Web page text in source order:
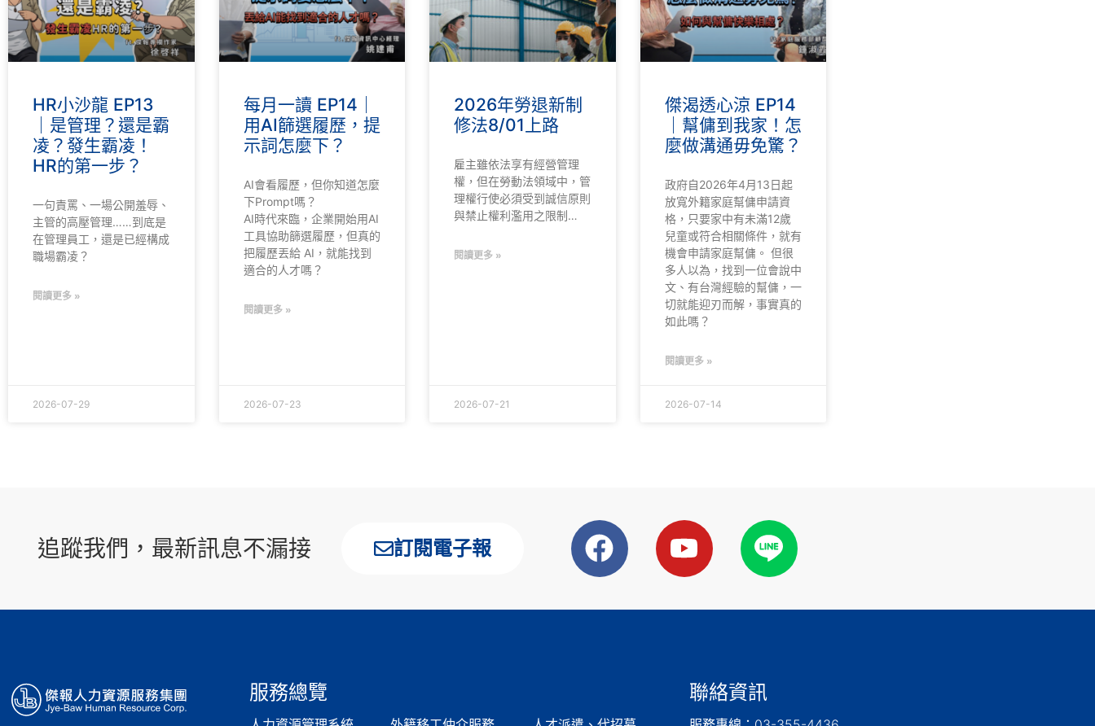
HR小沙龍 EP13
｜是管理？還是霸
凌？發生霸凌！
HR的第一步？
一句責罵、一場公開羞辱、
主管的高壓管理……到底是
在管理員工，還是已經構成
職場霸凌？
閱讀更多 »
2026-07-29
每月一讀 EP14｜
用AI篩選履歷，提
示詞怎麼下？
AI會看履歷，但你知道怎麼
下Prompt嗎？
AI時代來臨，企業開始用AI
工具協助篩選履歷，但真的
把履歷丟給 AI，就能找到
適合的人才嗎？
閱讀更多 »
2026-07-23
2026年勞退新制
修法8/01上路
雇主雖依法享有經營管理
權，但在勞動法領域中，管
理權行使必須受到誠信原則
與禁止權利濫用之限制…
閱讀更多 »
2026-07-21
傑渴透心涼 EP14
｜幫傭到我家！怎
麼做溝通毋免驚？
政府自2026年4月13日起
放寬外籍家庭幫傭申請資
格，只要家中有未滿12歲
兒童或符合相關條件，就有
機會申請家庭幫傭。 但很
多人以為，找到一位會說中
文、有台灣經驗的幫傭，一
切就能迎刃而解，事實真的
如此嗎？
閱讀更多 »
2026-07-14
追蹤我們，最新訊息不漏接 訂閱電子報
服務總覽 聯絡資訊